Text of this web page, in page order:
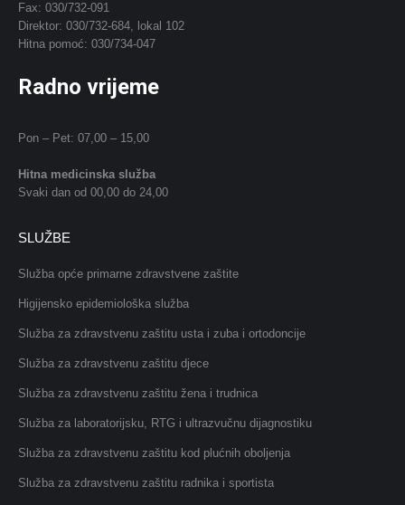
Fax: 030/732-091
Direktor: 030/732-684, lokal 102
Hitna pomoć: 030/734-047
Radno vrijeme
Pon – Pet: 07,00 – 15,00
Hitna medicinska služba
Svaki dan od 00,00 do 24,00
SLUŽBE
Služba opće primarne zdravstvene zaštite
Higijensko epidemiološka služba
Služba za zdravstvenu zaštitu usta i zuba i ortodoncije
Služba za zdravstvenu zaštitu djece
Služba za zdravstvenu zaštitu žena i trudnica
Služba za laboratorijsku, RTG i ultrazvučnu dijagnostiku
Služba za zdravstvenu zaštitu kod plućnih oboljenja
Služba za zdravstvenu zaštitu radnika i sportista